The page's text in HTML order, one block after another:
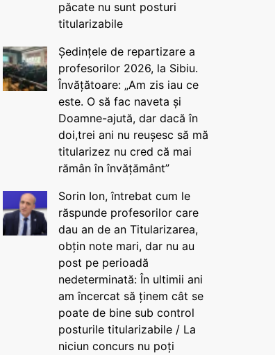
păcate nu sunt posturi
titularizabile
Ședințele de repartizare a
profesorilor 2026, la Sibiu.
Învățătoare: „Am zis iau ce
este. O să fac naveta și
Doamne-ajută, dar dacă în
doi,trei ani nu reușesc să mă
titularizez nu cred că mai
rămân în învățământ”
Sorin Ion, întrebat cum le
răspunde profesorilor care
dau an de an Titularizarea,
obțin note mari, dar nu au
post pe perioadă
nedeterminată: În ultimii ani
am încercat să ținem cât se
poate de bine sub control
posturile titularizabile / La
niciun concurs nu poți